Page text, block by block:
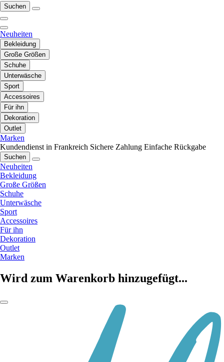
Suchen
Neuheiten
Bekleidung
Große Größen
Schuhe
Unterwäsche
Sport
Accessoires
Für ihn
Dekoration
Outlet
Marken
Kundendienst in Frankreich Sichere Zahlung Einfache Rückgabe
Suchen
Neuheiten
Bekleidung
Große Größen
Schuhe
Unterwäsche
Sport
Accessoires
Für ihn
Dekoration
Outlet
Marken
Wird zum Warenkorb hinzugefügt...